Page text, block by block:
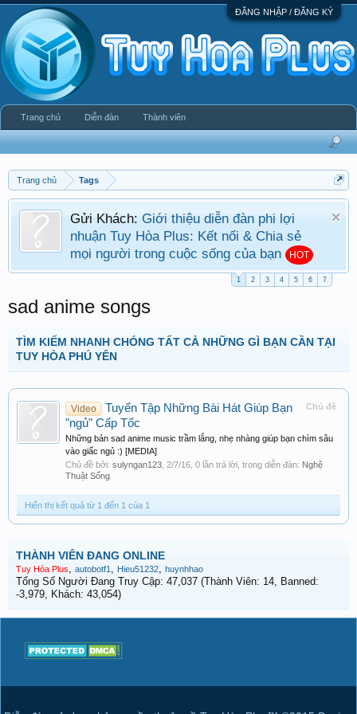
ĐĂNG NHẬP / ĐĂNG KÝ
Trang chủ Tags
Gửi Khách: Giới thiệu diễn đàn phi lợi
nhuận Tuy Hòa Plus: Kết nối & Chia sẻ
mọi người trong cuộc sống của bạn
HOT
1 2 3 4 5 6 7
sad anime songs
TÌM KIẾM NHANH CHÓNG TẤT CẢ NHỮNG GÌ BẠN CẦN TẠI
TUY HÒA PHÚ YÊN
Chủ đề
Video
Tuyển Tập Những Bài Hát Giúp Bạn
"ngủ" Cấp Tốc
Những bản sad anime music trầm lắng, nhẹ nhàng giúp bạn chìm sâu
vào giấc ngủ :) [MEDIA]
Chủ đề bởi: sulyngan123 2/7/16 , 0 lần trả lời, trong diễn đàn: Nghệ
Thuật Sống
Hiển thị kết quả từ 1 đến 1 của 1
THÀNH VIÊN ĐANG ONLINE
Tuy Hòa Plus, autobotf1 , Hieu51232, huynhhao
Tổng Số Người Đang Truy Cập: 47,037 (Thành Viên: 14, Banned:
-3,979, Khách: 43,054)
Trang chủ Diễn đàn Thành viên